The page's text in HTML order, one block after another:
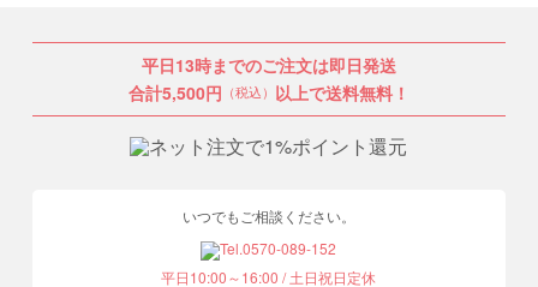
平日13時までのご注文は即日発送
合計5,500円 （税込） 以上で送料無料！
いつでもご相談ください。
平日10:00～16:00 / 土日祝日定休